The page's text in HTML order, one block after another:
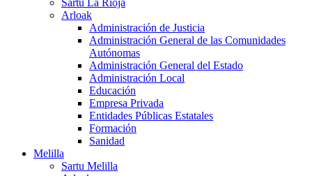
Sartu La Rioja
Arloak
Administración de Justicia
Administración General de las Comunidades
Autónomas
Administración General del Estado
Administración Local
Educación
Empresa Privada
Entidades Públicas Estatales
Formación
Sanidad
Melilla
Sartu Melilla